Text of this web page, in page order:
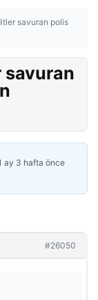
savuran polis
savuran
ay 3 hafta önce
#26050